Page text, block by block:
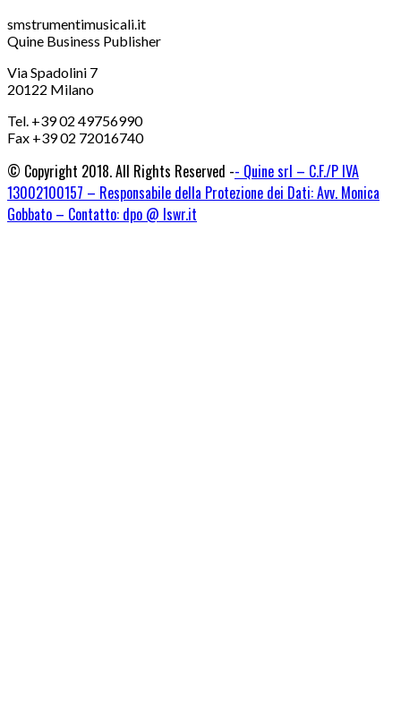
smstrumentimusicali.it
Quine Business Publisher
Via Spadolini 7
20122 Milano
Tel. +39 02 49756990
Fax +39 02 72016740
© Copyright 2018. All Rights Reserved -- Quine srl – C.F./P IVA
13002100157 – Responsabile della Protezione dei Dati: Avv. Monica
Gobbato – Contatto: dpo @ lswr.it